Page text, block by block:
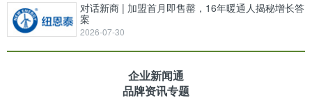
对话新商 | 加盟首月即售罄，16年暖通人揭秘增长答
案
2026-07-30
企业新闻通
品牌资讯专题